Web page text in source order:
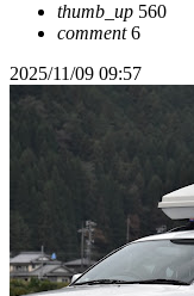
thumb_up 560
comment6
2025/11/09 09:57